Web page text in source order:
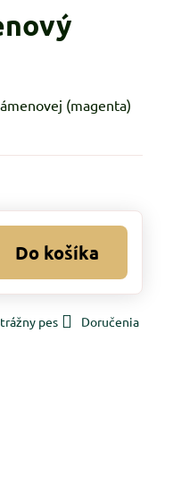
(magenta)
Do košíka
pes Doručenia